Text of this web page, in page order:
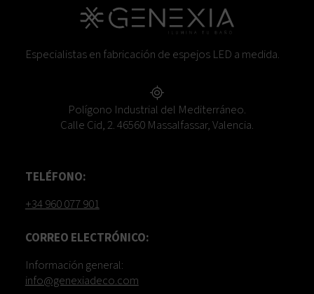
Especialistas en fabricación de espejos LED a medida.
Polígono Industrial del Mediterráneo.
Calle Cid, 2. 46560 Massalfassar, Valencia.
TELÉFONO:
+34 960 077 901
CORREO ELECTRÓNICO:
Información general:
info@genexiadeco.com